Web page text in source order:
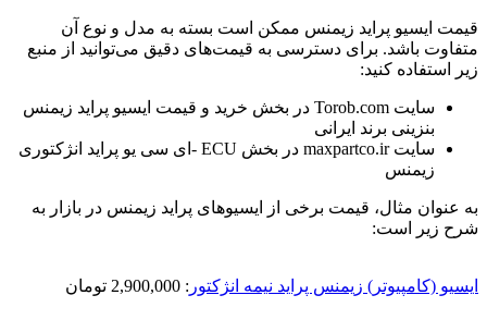
قیمت ایسیو پراید زیمنس ممکن است بسته به مدل و نوع آن
متفاوت باشد. برای دسترسی به قیمت‌های دقیق می‌توانید از منبع
زیر استفاده کنید:
سایت Torob.com در بخش خرید و قیمت ایسیو پراید زیمنس
بنزینی برند ایرانی
سایت maxpartco.ir در بخش ECU -ای سی یو پراید انژکتوری
زیمنس
به عنوان مثال، قیمت برخی از ایسیوهای پراید زیمنس در بازار به
شرح زیر است:
ایسیو (کامپیوتر) زیمنس پراید نیمه انژکتور : 2,900,000 تومان